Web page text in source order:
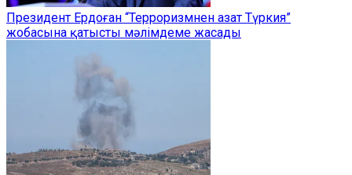
Президент Ердоған “Терроризмнен азат Түркия”
жобасына қатысты мәлімдеме жасады